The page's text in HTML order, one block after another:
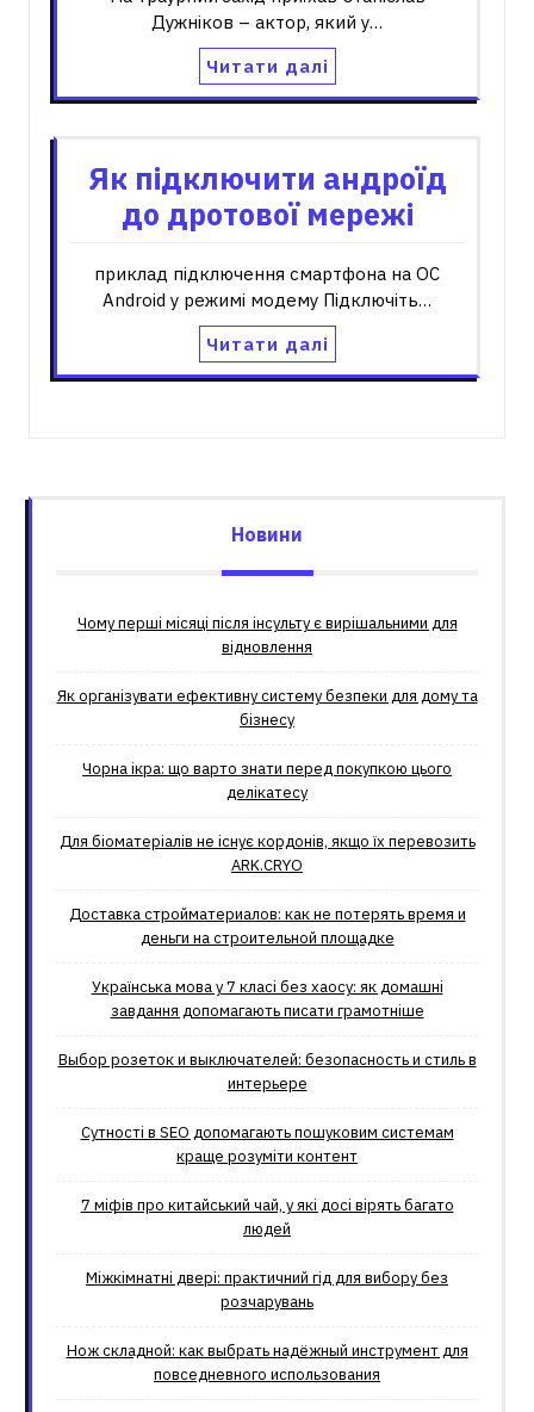
Дужніков – актор, який у…
Читати далі
Як підключити андроїд
до дротової мережі
приклад підключення смартфона на ОС
Android у режимі модему Підключіть…
Читати далі
Новини
Чому перші місяці після інсульту є вирішальними для
відновлення
Як організувати ефективну систему безпеки для дому та
бізнесу
Чорна ікра: що варто знати перед покупкою цього
делікатесу
Для біоматеріалів не існує кордонів, якщо їх перевозить
ARK.CRYO
Доставка стройматериалов: как не потерять время и
деньги на строительной площадке
Українська мова у 7 класі без хаосу: як домашні
завдання допомагають писати грамотніше
Выбор розеток и выключателей: безопасность и стиль в
интерьере
Сутності в SEO допомагають пошуковим системам
краще розуміти контент
7 міфів про китайський чай, у які досі вірять багато
людей
Міжкімнатні двері: практичний гід для вибору без
розчарувань
Нож складной: как выбрать надёжный инструмент для
повседневного использования